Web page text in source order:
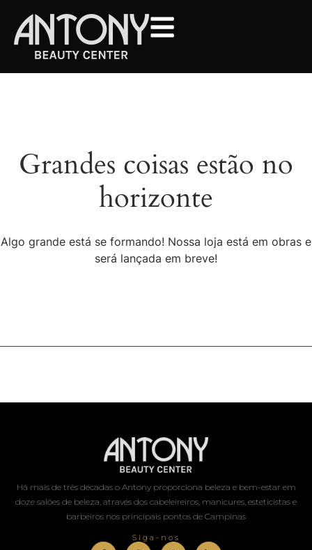
Grandes coisas estão no
horizonte
Algo grande está se formando! Nossa loja está em obras e
será lançada em breve!
Há mais de três décadas o Antony proporciona beleza e bem-estar em
doze salões de beleza, através dos cabeleireiros, manicures, esteticistas e
barbeiros nos principais pontos de Campinas
Siga-nos